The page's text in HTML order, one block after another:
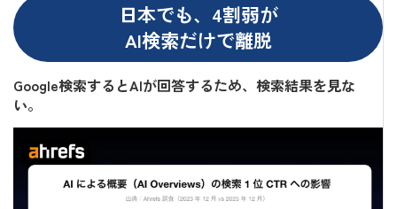
日本でも、4割弱が
AI検索だけで離脱
Google検索するとAIが回答するため、検索結果を見な
い。